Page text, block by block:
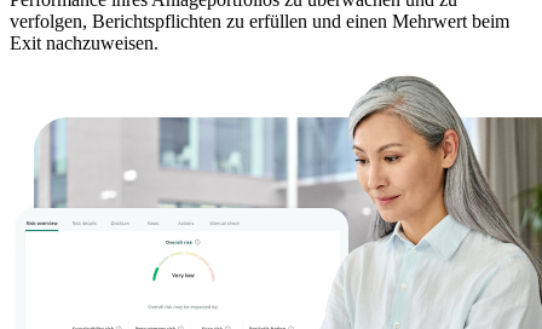
verfolgen, Berichtspflichten zu erfüllen und einen Mehrwert beim
Exit nachzuweisen.